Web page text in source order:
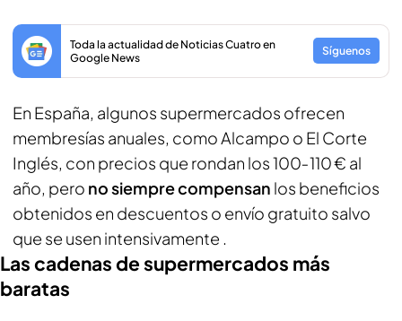
Toda la actualidad de Noticias Cuatro en
Google News
Síguenos
En España, algunos supermercados ofrecen
membresías anuales, como Alcampo o El Corte
Inglés, con precios que rondan los 100‑110 € al
año, pero no siempre compensan los beneficios
obtenidos en descuentos o envío gratuito salvo
que se usen intensivamente .
Las cadenas de supermercados más
baratas